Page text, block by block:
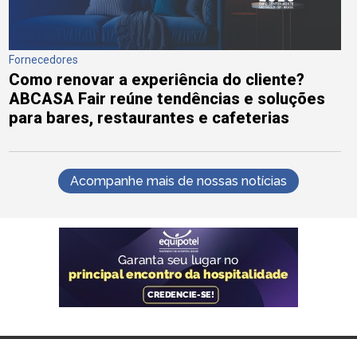
Fornecedores
Como renovar a experiência do cliente?
ABCASA Fair reúne tendências e soluções
para bares, restaurantes e cafeterias
Acompanhe mais de nossas notícias